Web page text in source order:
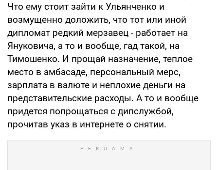
Что ему стоит зайти к Ульянченко и
возмущенно доложить, что тот или иной
дипломат редкий мерзавец - работает на
Януковича, а то и вообще, гад такой, на
Тимошенко. И прощай назначение, теплое
место в амбасаде, персональный мерс,
зарплата в валюте и неплохие деньги на
представительские расходы. А то и вообще
придется попрощаться с дипслужбой,
прочитав указ в интернете о снятии.